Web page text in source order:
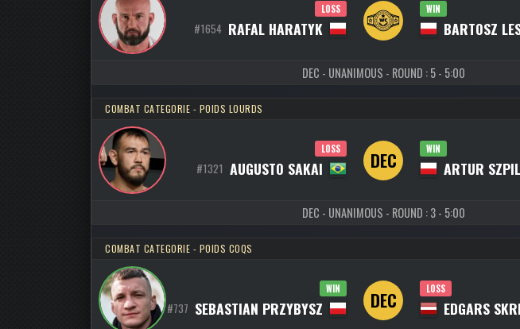
LOSS
#1654 RAFAL HARATYK
WIN
BARTOSZ
DEC - UNANIMOUS - ROUND : 5 - 5:00
COMBAT CATEGORIE - POIDS LOURDS
LOSS
#1321 AUGUSTO SAKAI DEC WIN
ARTUR
DEC - UNANIMOUS - ROUND : 3 - 5:00
COMBAT CATEGORIE - POIDS COQS
WIN
#737 SEBASTIAN PRZYBYSZ DEC LOSS
EDGARS